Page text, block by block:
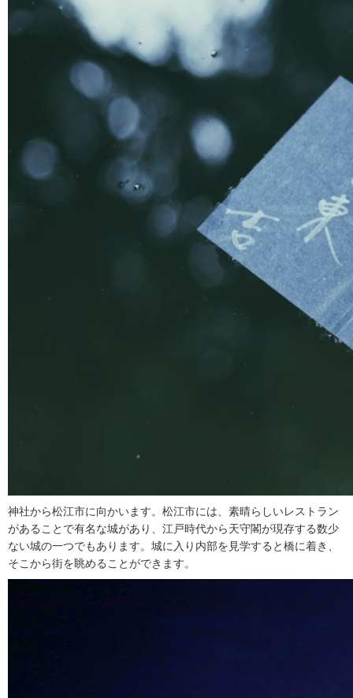
神社から松江市に向かいます。松江市には、素晴らしいレストラン
があることで有名な城があり、江戸時代から天守閣が現存する数少
ない城の一つでもあります。城に入り内部を見学すると橋に着き、
そこから街を眺めることができます。